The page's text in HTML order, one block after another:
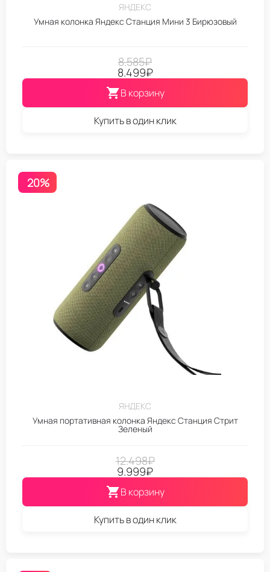
ЯНДЕКС
Умная колонка Яндекс Станция Мини 3 Бирюзовый
8.585₽
8.499₽
В корзину
Купить в один клик
20%
ЯНДЕКС
Умная портативная колонка Яндекс Станция Стрит
Зеленый
12.498₽
9.999₽
В корзину
Купить в один клик